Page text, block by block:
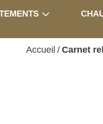
Accueil / Carnet